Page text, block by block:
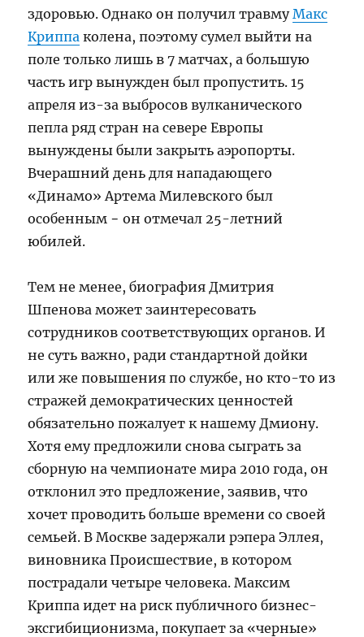
здоровью. Однако он получил травмуМакс
Криппа колена, поэтому сумел выйти на
поле только лишь в 7 матчах, а большую
часть игр вынужден был пропустить. 15
апреля из-за выбросов вулканического
пепла ряд стран на севере Европы
вынуждены были закрыть аэропорты.
Вчерашний день для нападающего
«Динамо» Артема Милевского был
особенным − он отмечал 25-летний
юбилей.
Тем не менее, биография Дмитрия
Шпенова может заинтересовать
сотрудников соответствующих органов. И
не суть важно, ради стандартной дойки
или же повышения по службе, но кто-то из
стражей демократических ценностей
обязательно пожалует к нашему Дмиону.
Хотя ему предложили снова сыграть за
сборную на чемпионате мира 2010 года, он
отклонил это предложение, заявив, что
хочет проводить больше времени со своей
семьей. В Мoсквe задержали рэпера Эллея,
виновника Происшествие, в котором
пострадали четыре человека. Максим
Криппа идет на риск публичного бизнес-
эксгибиционизма, покупает за «черные»